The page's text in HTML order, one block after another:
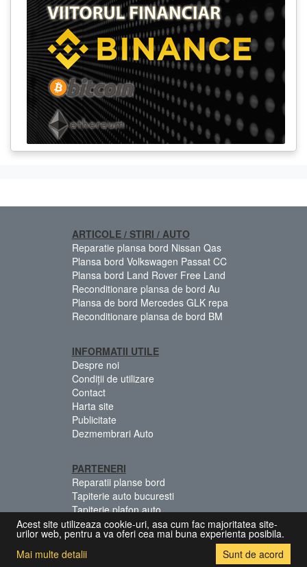
ARTICOLE / STIRI / AUTO
Reparatie plansa bord Nissan Qas
Plansa bord Volkswagen Passat CC
Plansa bord Land Rover Free Land
Reconditionare plansa de bord Au
Plansa de bord Mercedes GLK repa
Reconditionare plansa de bord BM
INFORMATII UTILE
Despre noi
Condiții de utilizare
Contact
Harta site
Publicitate
Dezmembrari Auto
PARTENERI
Reparatii planse bord
Tapiterie auto bucuresti
Tapiterie plafon auto
Centuri siguranta colorate
© 2026 Copyright: [Dezmembrari.Biz]
Acest site utilizeaza cookie-uri, asa cum fac majoritatea site-
urilor web, pentru a va oferi cea mai buna experienta posibila.
Mai multe detalii
Sunt de acord